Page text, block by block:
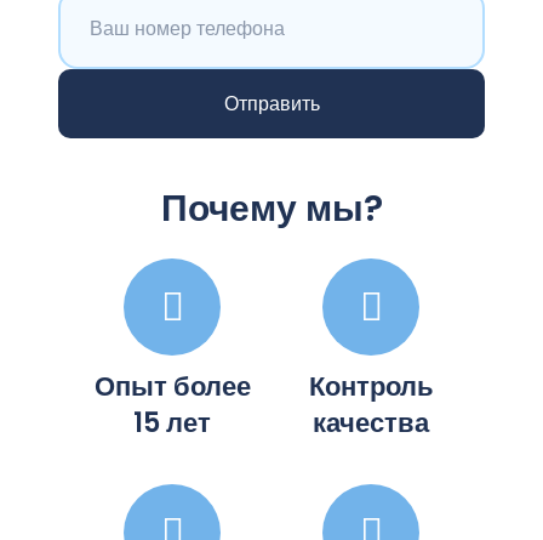
Почему мы?
Опыт более
15 лет
Контроль
качества